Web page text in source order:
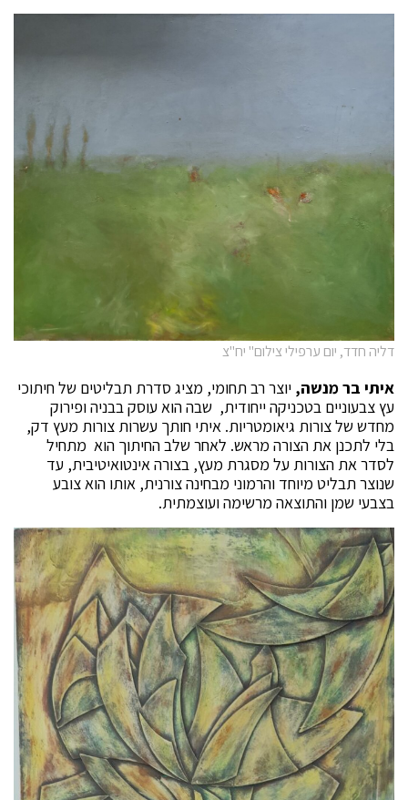
דליה חדד, יום ערפילי צילום" יח"צ
איתי בר מנשה, יוצר רב תחומי, מציג סדרת תבליטים של חיתוכי
עץ צבעוניים בטכניקה ייחודית, שבה הוא עוסק בבניה ופירוק
מחדש של צורות גיאומטריות. איתי חותך עשרות צורות מעץ דק,
בלי לתכנן את הצורה מראש. לאחר שלב החיתוך הוא מתחיל
לסדר את הצורות על מסגרת מעץ, בצורה אינטואיטיבית, עד
שנוצר תבליט מיוחד והרמוני מבחינה צורנית, אותו הוא צובע
בצבעי שמן והתוצאה מרשימה ועוצמתית.